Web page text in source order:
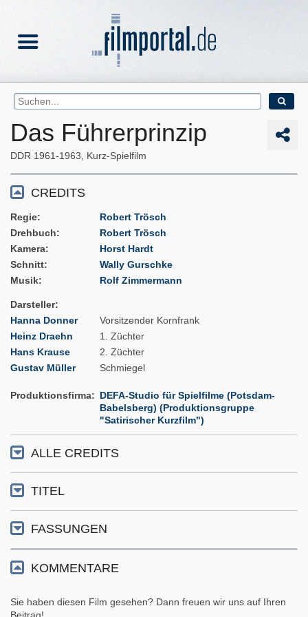
Das Führerprinzip
DDR 1961-1963 Kurz-Spielfilm
CREDITS
Regie
Robert Trösch
Drehbuch
Robert Trösch
Kamera
Horst Hardt
Schnitt
Wally Gurschke
Musik
Rolf Zimmermann
Darsteller
Hanna Donner
Vorsitzender Kornfrank
Heinz Draehn
1. Züchter
Hans Krause
2. Züchter
Gustav Müller
Schmiegel
Produktionsfirma
DEFA-Studio für Spielfilme (Potsdam-
Babelsberg) (Produktionsgruppe
"Satirischer Kurzfilm")
ALLE CREDITS
TITEL
FASSUNGEN
KOMMENTARE
Sie haben diesen Film gesehen? Dann freuen wir uns auf Ihren